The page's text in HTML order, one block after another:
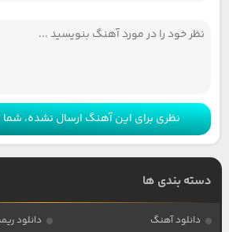
نظری برای این آهنگ ارسال نشده، شما
دسته بندی ها
دانلود آهنگ
دانلود